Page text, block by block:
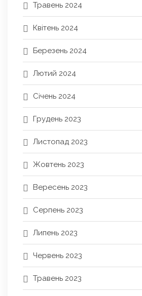
Травень 2024
Квітень 2024
Березень 2024
Лютий 2024
Січень 2024
Грудень 2023
Листопад 2023
Жовтень 2023
Вересень 2023
Серпень 2023
Липень 2023
Червень 2023
Травень 2023